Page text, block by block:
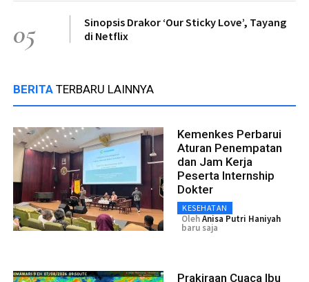
05
Sinopsis Drakor ‘Our Sticky Love’, Tayang
di Netflix
BERITA TERBARU LAINNYA
Kemenkes Perbarui
Aturan Penempatan
dan Jam Kerja
Peserta Internship
Dokter
KESEHATAN
OlehAnisa Putri Haniyah
baru saja
Prakiraan Cuaca Ibu